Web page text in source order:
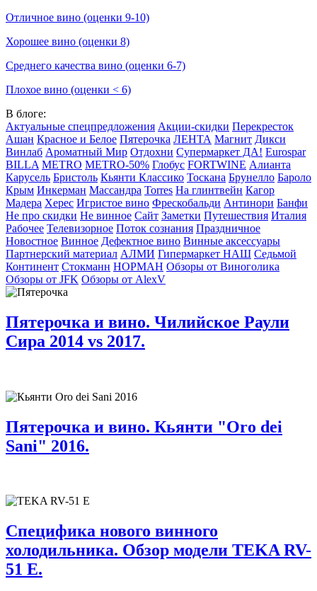
Отличное вино (оценки 9-10)
Хорошее вино (оценки 8)
Среднего качества вино (оценки 6-7)
Плохое вино (оценки < 6)
В блоге:
Актуальные спецпредложения Акции-скидки Перекресток
Ашан Красное и Белое Пятерочка ЛЕНТА Магнит Дикси
Винлаб Ароматный Мир Отдохни Супермаркет ДА! Eurospar
BILLA METRO METRO-50% Глобус FORTWINE Алианта
Карусель Бристоль Кьянти Классико Тоскана Брунелло Бароло
Крым Инкерман Массандра Torres На глинтвейн Кагор
Мадера Херес Игристое вино Фрескобальди Антинори Банфи
Не про скидки Не винное Сайт Заметки Путешествия Италия
Рабочее Телевизорное Поток сознания Праздничное
Новостное Винное Дефектное вино Винные аксессуары
Партнерский материал АЛМИ Гипермаркет НАШ Седьмой
Континент Стокманн НОРМАН Обзоры от Виноголика
Обзоры от JFK Обзоры от AlexV
Пятерочка и вино. Чилийское Раули
Сира 2014 vs 2017.
Пятерочка и вино. Кьянти "Oro dei
Sani" 2016.
Специфика нового винного
холодильника. Обзор модели TEKA RV-
51 E.